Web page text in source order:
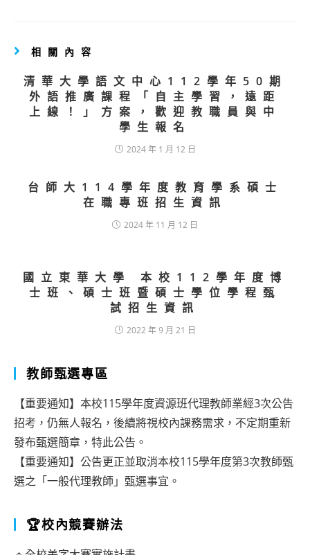
相關內容
清華大學語文中心112學年50期
外語推廣課程「自主學習，遠距
上線！」方案，歡迎教職員與中
學生報名
2024 年 1 月 12 日
台師大114學年度教育學系碩士
在職專班招生資訊
2024 年 11 月 12 日
國立東華大學 本校112學年度博
士班、碩士班暨碩士學位學程甄
試招生資訊
2022 年 9 月 21 日
教師甄選專區
【重要通知】本校115學年度資源班代理教師業經3次公告
招考，仍無人報名，後續將視校內課務需求，不定期重新
發布甄選簡章，特此公告。
【重要通知】公告更正並取消本校115學年度第3次教師甄
選之「一般代理教師」甄選事宜。
🏆校內競賽辦法